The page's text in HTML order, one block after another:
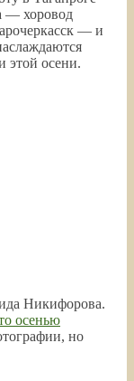
— хоровод
— и
этой осени.
Никифорова.
осенью
но